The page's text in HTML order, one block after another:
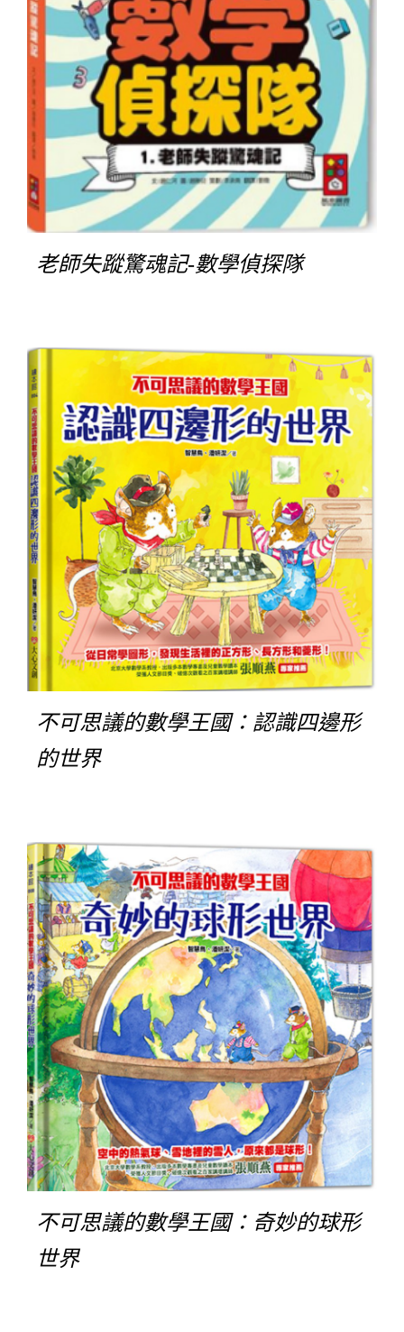
老師失蹤驚魂記-數學偵探隊
不可思議的數學王國：認識四邊形
的世界
不可思議的數學王國：奇妙的球形
世界